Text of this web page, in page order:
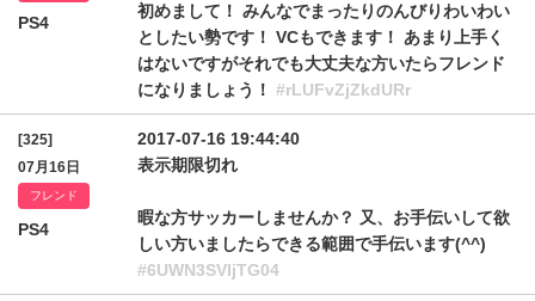
PS4
初めまして！ みんなでまったりのんびりわいわい
としたい勢です！ VCもできます！ あまり上手く
はないですがそれでも大丈夫な方いたらフレンド
になりましょう！ #rLUFvZjZkdURr
[325]
07月16日
フレンド
PS4
2017-07-16 19:44:40
表示期限切れ
暇な方サッカーしませんか？ 又、お手伝いして欲
しい方いましたらできる範囲で手伝います(^^)
#6UWN3SVljTG04